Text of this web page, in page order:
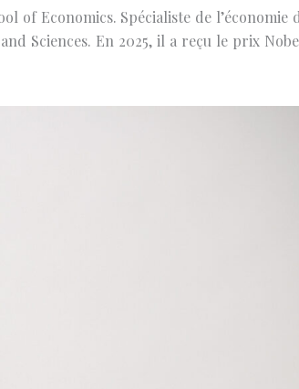
of Economics. Spécialiste de l’économie
Sciences. En 2025, il a reçu le prix